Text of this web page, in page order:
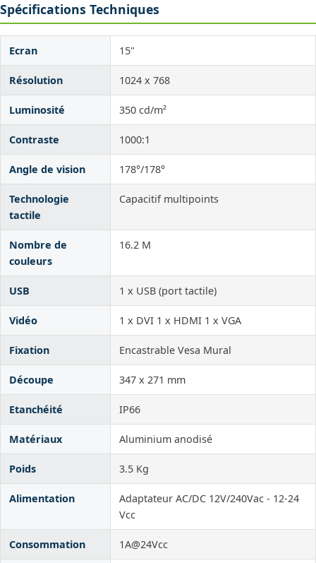
Spécifications Techniques
Ecran 15"
Résolution 1024 x 768
Luminosité 350 cd/m²
Contraste 1000:1
Angle de vision 178°/178°
Technologie
tactile
Capacitif multipoints
Nombre de
couleurs
16.2 M
USB 1 x USB (port tactile)
Vidéo 1 x DVI 1 x HDMI 1 x VGA
Fixation Encastrable Vesa Mural
Découpe 347 x 271 mm
Etanchéité IP66
Matériaux Aluminium anodisé
Poids 3.5 Kg
Alimentation
Adaptateur AC/DC 12V/240Vac - 12-24
Vcc
Consommation 1A@24Vcc